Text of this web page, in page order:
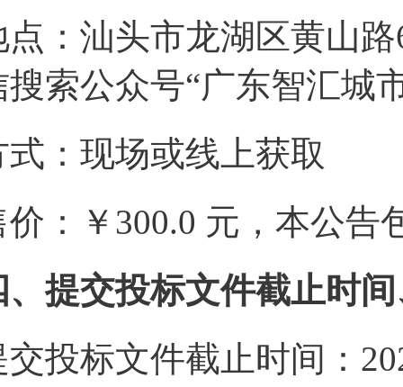
点：汕头市龙湖区黄山
搜索公众号“广东智汇城
式：现场或线上获取
价：￥300.0 元，本公告
、提交投标文件截止时
交投标文件截止时间：